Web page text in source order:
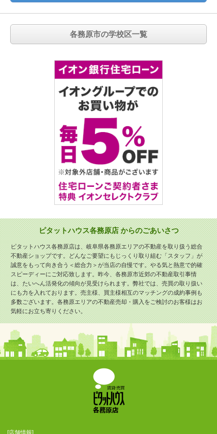
各務原市の学校区一覧
ピタットハウス各務原店 からのごあいさつ
ピタットハウス各務原店は、岐阜県各務原エリアの不動産を取り扱う総合
不動産ショップです。どんなご要望にもじっくり取り組む「スタッフ」が
誠意をもって向き合う＜総合力＞が当店の自慢です。やる気と熱意で的確
スピーディーにご対応致します。昨今、各務原市近郊の不動産取引事情
は、たいへん活発化の傾向が見受けられます。弊社では、売買の取り扱い
にも力を入れております。売主様、買主様相互のマッチングの成約事例も
多数ございます。各務原エリアの不動産売却・購入をご検討のお客様はお
気軽にお立ち寄りください。
[店舗情報]